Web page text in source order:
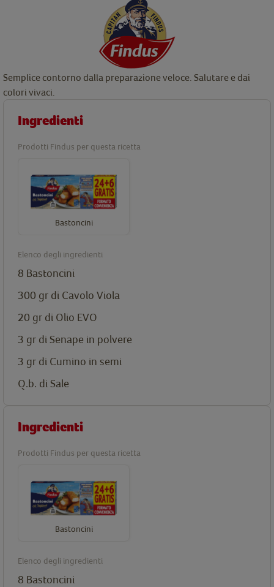
Semplice contorno dalla preparazione veloce. Salutare e dai
colori vivaci.
Ingredienti
Prodotti Findus per questa ricetta
Bastoncini
Elenco degli ingredienti
8 Bastoncini
300 gr di Cavolo Viola
20 gr di Olio EVO
3 gr di Senape in polvere
3 gr di Cumino in semi
Q.b. di Sale
Ingredienti
Prodotti Findus per questa ricetta
Bastoncini
Elenco degli ingredienti
8 Bastoncini